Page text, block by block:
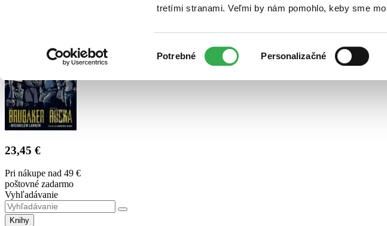
tretími stranami. Veľmi by nám pomohlo, keby sme
súhlasu
Potrebné Personalizačné
23,45 €
Pri nákupe nad 49 €
poštovné zadarmo
Vyhľadávanie
Knihy